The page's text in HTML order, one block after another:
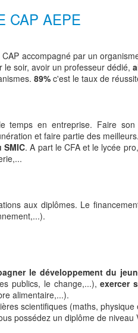
CAP AEPE
accompagné par un
soir, avoir un professeur dédié,
89% c'est le taux de
en entreprise. Faire
et faire partie des meilleurs.
SMIC. A part le CFA et le lycée
aux diplômes. Le
le développement du
publics, le change,...),exercer
alimentaire,...).
scientifiques (maths,
possédez un diplôme de niveau